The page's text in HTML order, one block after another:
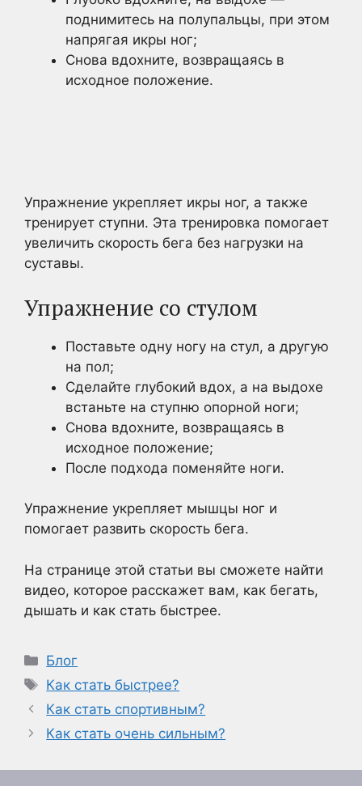
поднимитесь на полупальцы, при этом
напрягая икры ног;
Снова вдохните, возвращаясь в
исходное положение.
Упражнение укрепляет икры ног, а также
тренирует ступни. Эта тренировка помогает
увеличить скорость бега без нагрузки на
суставы.
Упражнение со стулом
Поставьте одну ногу на стул, а другую
на пол;
Сделайте глубокий вдох, а на выдохе
встаньте на ступню опорной ноги;
Снова вдохните, возвращаясь в
исходное положение;
После подхода поменяйте ноги.
Упражнение укрепляет мышцы ног и
помогает развить скорость бега.
На странице этой статьи вы сможете найти
видео, которое расскажет вам, как бегать,
дышать и как стать быстрее.
Рубрики
Блог
Метки
Как стать быстрее?
Как стать спортивным?
Как стать очень сильным?